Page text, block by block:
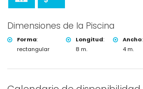
Dimensiones de la Piscina
Forma:
rectangular
Longitud:
8 m.
Ancho:
4 m.